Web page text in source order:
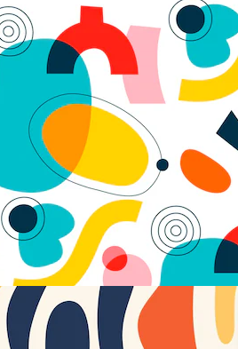
agências e estúdios.
Português
Copyright © 2010- 2026 Freepik Company S.L.U.